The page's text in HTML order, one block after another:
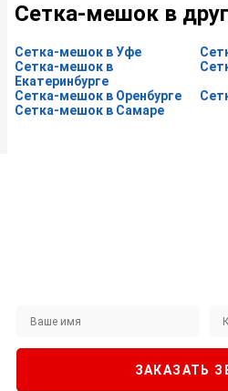
Сетка-мешок в
Сетка-мешок в Уфе
Сетка-мешок в
Екатеринбурге
Сетка-мешок в Оренбурге
Сетка-мешок в Самаре
ЗАКАЗАТЬ